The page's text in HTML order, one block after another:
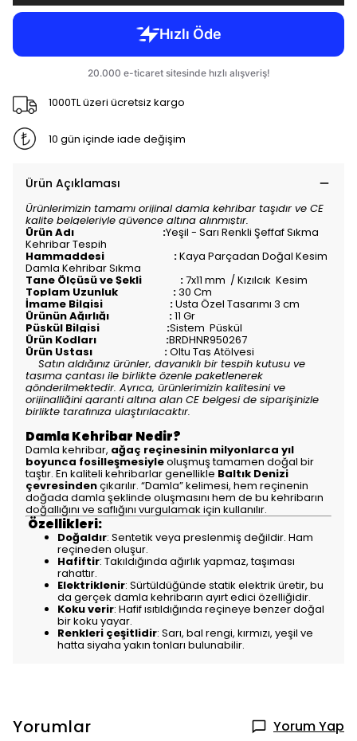
1000TL üzeri ücretsiz kargo
10 gün içinde iade değişim
Ürün Açıklaması
Ürünlerimizin tamamı orijinal damla kehribar taşıdır ve CE
kalite belgeleriyle güvence altına alınmıştır.
Ürün Adı :Yeşil - Sarı Renkli Şeffaf Sıkma
Kehribar Tespih
Hammaddesi :Kaya Parçadan Doğal Kesim
Damla Kehribar Sıkma
Tane Ölçüsü ve Şekli :7x11 mm / Kızılcık Kesim
Toplam Uzunluk :30 Cm
İmame Bilgisi :Usta Özel Tasarımı 3 cm
Ürünün Ağırlığı :11 Gr
Püskül Bilgisi :Sistem Püskül
Ürün Kodları :BRDHNR950267
Ürün Ustası :Oltu Taş Atölyesi
Satın aldığınız ürünler, dayanıklı bir tespih kutusu ve
taşıma çantası ile birlikte özenle paketlenerek
gönderilmektedir. Ayrıca, ürünlerimizin kalitesini ve
orijinalliğini garanti altına alan CE belgesi de siparişinizle
birlikte tarafınıza ulaştırılacaktır.
Damla Kehribar Nedir?
Damla kehribar, ağaç reçinesinin milyonlarca yıl
boyunca fosilleşmesiyleoluşmuş tamamen doğal bir
taştır. En kaliteli kehribarlar genellikle Baltık Denizi
çevresindençıkarılır. “Damla” kelimesi, hem reçinenin
doğada damla şeklinde oluşmasını hem de bu kehribarın
doğallığını ve saflığını vurgulamak için kullanılır.
Özellikleri:
Doğaldır: Sentetik veya preslenmiş değildir. Ham
reçineden oluşur.
Hafiftir: Takıldığında ağırlık yapmaz, taşıması
rahattır.
Elektriklenir: Sürtüldüğünde statik elektrik üretir, bu
da gerçek damla kehribarın ayırt edici özelliğidir.
Koku verir: Hafif ısıtıldığında reçineye benzer doğal
bir koku yayar.
Renkleri çeşitlidir: Sarı, bal rengi, kırmızı, yeşil ve
hatta siyaha yakın tonları bulunabilir.
Yorumlar Yorum Yap